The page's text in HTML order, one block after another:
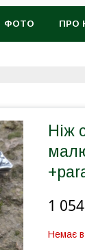
ФОТО ПРО
Ніж
1
Немає в